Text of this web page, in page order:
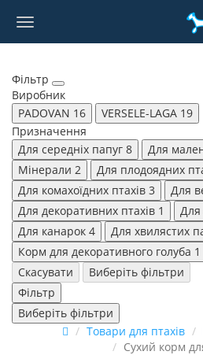
Фільтр
Виробник
PADOVAN 16 VERSELE-LAGA 19
Призначення
Для середніх папуг 8 Для
Мінерали 2 Для плодоядних
Для комахоїдних птахів 3 Для
Для декоративних птахів 1 Для
Для канарок 4 Для хвилястих
Корм для декоративного голуба 1
Скасувати
Виберіть фільтри
Фільтр
Виберіть фільтри
Товари для птахів
Сухий корм